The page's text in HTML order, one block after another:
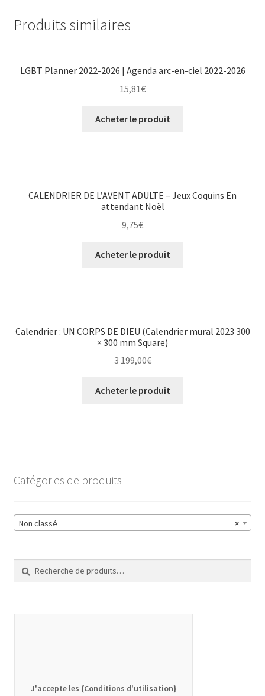
Produits similaires
LGBT Planner 2022-2026 | Agenda arc-en-ciel 2022-2026
15,81€
Acheter le produit
CALENDRIER DE L’AVENT ADULTE – Jeux Coquins En
attendant Noël
9,75€
Acheter le produit
Calendrier : UN CORPS DE DIEU (Calendrier mural 2023 300
× 300 mm Square)
3 199,00€
Acheter le produit
Catégories de produits
×
Non classé
pour :
J'accepte les {Conditions d'utilisation}